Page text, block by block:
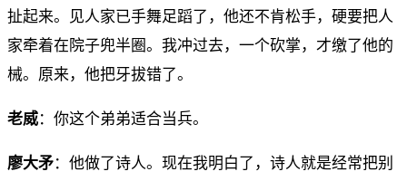
扯起来。见人家已手舞足蹈了，他还不肯松手，硬要把人
家牵着在院子兜半圈。我冲过去，一个砍掌，才缴了他的
械。原来，他把牙拔错了。
老威：你这个弟弟适合当兵。
廖大矛：他做了诗人。现在我明白了，诗人就是经常把别